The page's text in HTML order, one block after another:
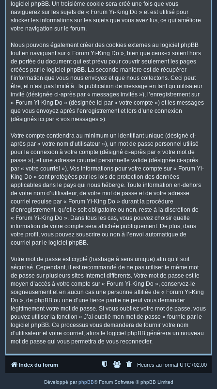
logiciel phpBB. Un troisième cookie sera créé une fois que vous
naviguerez sur les sujets de « Forum Yi-King Do » et est utilisé pour
stocker les informations sur les sujets que vous avez lus, ce qui améliore
votre navigation sur le forum.
Nous pouvons également créer des cookies externes au logiciel phpBB
tout en naviguant sur « Forum Yi-King Do », bien que ceux-ci soient hors
de portée du document qui est prévu pour couvrir seulement les pages
créées par le logiciel phpBB. La seconde manière est de récupérer
l’information que vous nous envoyez et que nous collectons. Ceci peut
être, et n’est pas limité à : la publication de message en tant qu’utilisateur
invité (désignée ci-après par « messages invités »), l’enregistrement sur
« Forum Yi-King Do » (désignée ici par « votre compte ») et les messages
que vous envoyez après l’enregistrement et lors d’une connexion
(désignés ici par « vos messages »).
Votre compte contiendra au minimum un identifiant unique (désigné ci-
après par « votre nom d’utilisateur »), un mot de passe personnel utilisé
pour la connexion à votre compte (désigné ci-après par « votre mot de
passe »), et une adresse courriel personnelle valide (désignée ci-après
par « votre courriel »). Vos informations pour votre compte sur « Forum Yi-
King Do » sont protégées par les lois de protection des données
applicables dans le pays qui nous héberge. Toute information en-dehors
de votre nom d’utilisateur, de votre mot de passe et de votre adresse
courriel requise par « Forum Yi-King Do » durant la procédure
d’enregistrement, qu’elle soit obligatoire ou non, reste à la discrétion de
« Forum Yi-King Do ». Dans tous les cas, vous pouvez choisir quelle
information de votre compte sera affichée publiquement. De plus, dans
votre profil, vous pouvez souscrire ou non à l’envoi automatique de
courriel par le logiciel phpBB.
Votre mot de passe est crypté (hashage à sens unique) afin qu’il soit
sécurisé. Cependant, il est recommandé de ne pas utiliser le même mot
de passe sur plusieurs sites Internet différents. Votre mot de passe est le
moyen d’accès à votre compte sur « Forum Yi-King Do », conservez-le
soigneusement et en aucun cas une personne affiliée de « Forum Yi-King
Do », de phpBB ou une d’une tierce partie ne peut vous demander
légitimement votre mot de passe. Si vous oubliez votre mot de passe, vous
pouvez utiliser la fonction « J’ai oublié mon mot de passe » fournie par le
logiciel phpBB. Ce processus vous demandera de fournir votre nom
d’utilisateur et votre courriel, alors le logiciel phpBB générera un nouveau
mot de passe qui vous permettra de vous reconnecter.
Index du forum Heures au format UTC+02:00
Développé parphpBB® Forum Software © phpBB Limited